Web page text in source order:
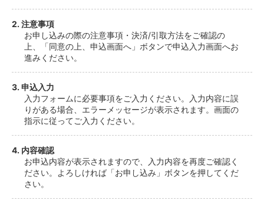
2. 注意事項
お申し込みの際の注意事項・決済/引取方法をご確認の
上、「同意の上、申込画面へ」ボタンで申込入力画面へお
進みください。
3. 申込入力
入力フォームに必要事項をご入力ください。入力内容に誤
りがある場合、エラーメッセージが表示されます。画面の
指示に従ってご入力ください。
4. 内容確認
お申込内容が表示されますので、入力内容を再度ご確認く
ださい。よろしければ「お申し込み」ボタンを押してくだ
さい。